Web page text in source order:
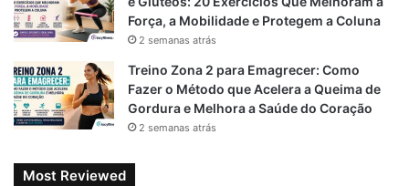
Força, a Mobilidade e Protegem a Coluna
2 semanas atrás
Treino Zona 2 para Emagrecer: Como
Fazer o Método que Acelera a Queima de
Gordura e Melhora a Saúde do Coração
2 semanas atrás
Most Reviewed